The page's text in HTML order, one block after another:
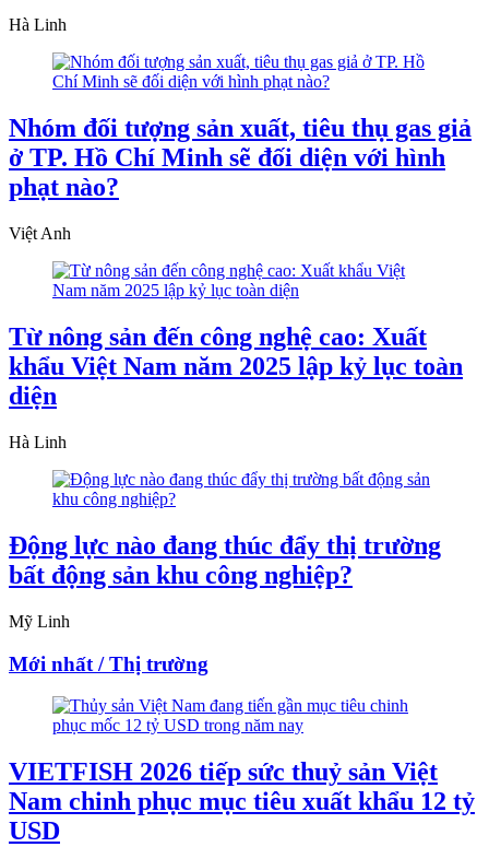
Hà Linh
Nhóm đối tượng sản xuất, tiêu thụ gas giả
ở TP. Hồ Chí Minh sẽ đối diện với hình
phạt nào?
Việt Anh
Từ nông sản đến công nghệ cao: Xuất
khẩu Việt Nam năm 2025 lập kỷ lục toàn
diện
Hà Linh
Động lực nào đang thúc đẩy thị trường
bất động sản khu công nghiệp?
Mỹ Linh
Mới nhất / Thị trường
VIETFISH 2026 tiếp sức thuỷ sản Việt
Nam chinh phục mục tiêu xuất khẩu 12 tỷ
USD